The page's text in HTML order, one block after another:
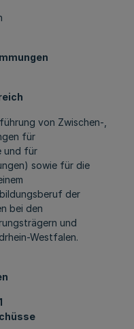
von Zwischen-,
für
und für
sowie für die
der
bei den
und
Westfalen.